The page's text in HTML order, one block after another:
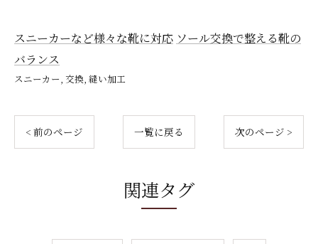
スニーカーなど様々な靴に対応 ソール交換で整える靴の
バランス
スニーカー 交換 縫い加工
< 前のページ 一覧に戻る 次のページ >
関連タグ